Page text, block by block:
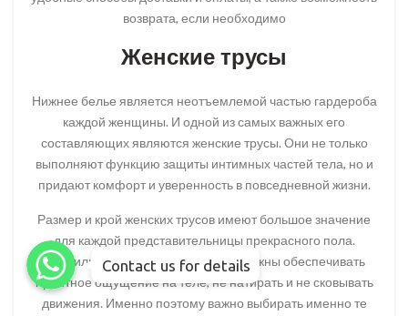
возврата, если необходимо
Женские трусы
Нижнее белье является неотъемлемой частью гардероба
каждой женщины. И одной из самых важных его
составляющих являются женские трусы. Они не только
выполняют функцию защиты интимных частей тела, но и
придают комфорт и уверенность в повседневной жизни.
Размер и крой женских трусов имеют большое значение
для каждой представительницы прекрасного пола.
Правильно подобранные трусы должны обеспечивать
приятное ощущение на теле, не натирать и не сковывать
движения. Именно поэтому важно выбирать именно те
WhatsApp
WhatsApp
WhatsApp
Contact us for details